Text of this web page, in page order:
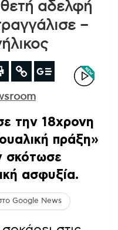
αδελφή
–
την 18χρονη
πράξη»
σκότωσε
ασφυξία.
Google News